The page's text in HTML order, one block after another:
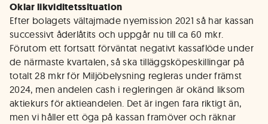
Oklar likviditetssituation
Efter bolagets vältajmade nyemission 2021 så har kassan
successivt åderlåtits och uppgår nu till ca 60 mkr.
Förutom ett fortsatt förväntat negativt kassaflöde under
de närmaste kvartalen, så ska tilläggsköpeskillingar på
totalt 28 mkr för Miljöbelysning regleras under främst
2024, men andelen cash i regleringen är okänd liksom
aktiekurs för aktieandelen. Det är ingen fara riktigt än,
men vi håller ett öga på kassan framöver och räknar